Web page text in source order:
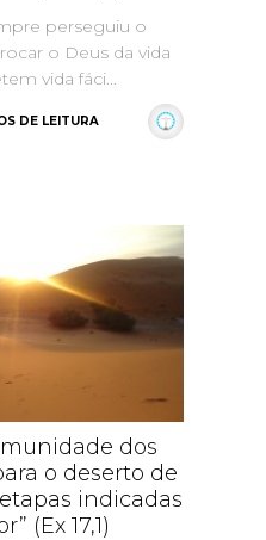
perseguiu o
o Deus da vida
vida fáci...
DE LEITURA
dos
o deserto de
indicadas
(Ex 17,1)